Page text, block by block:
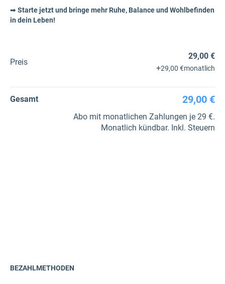
➡Starte jetzt und bringe mehr Ruhe, Balance und Wohlbefinden
in dein Leben!
Preis
29,00 €
+29,00 €monatlich
Gesamt 29,00 €
Abo mit monatlichen Zahlungen je 29 €.
Monatlich kündbar. Inkl. Steuern
BEZAHLMETHODEN